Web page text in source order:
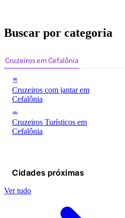
Buscar por categoria
Cruzeiros em Cefalônia
Cruzeiros com jantar em
Cefalônia
Cruzeiros Turísticos em
Cefalônia
Cidades próximas
Ver tudo